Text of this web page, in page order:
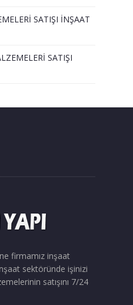
SATIŞI İNŞAAT
SATIŞI
firmamız inşaat
sektöründe işinizi
satışını 7/24